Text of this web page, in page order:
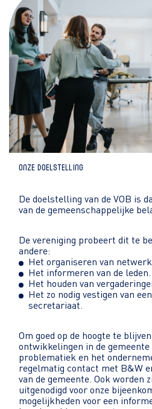
Onze Doelstelling
De doelstelling van de VOB is
van de gemeenschappelijke
De vereniging probeert dit te
andere:
Het organiseren van
Het informeren van de leden.
Het houden van
Het zo nodig vestigen van
secretariaat.
Om goed op de hoogte te
ontwikkelingen in de gemeente
problematiek en het
regelmatig contact met B&W
van de gemeente. Ook worden
uitgenodigd voor onze
mogelijkheden voor een